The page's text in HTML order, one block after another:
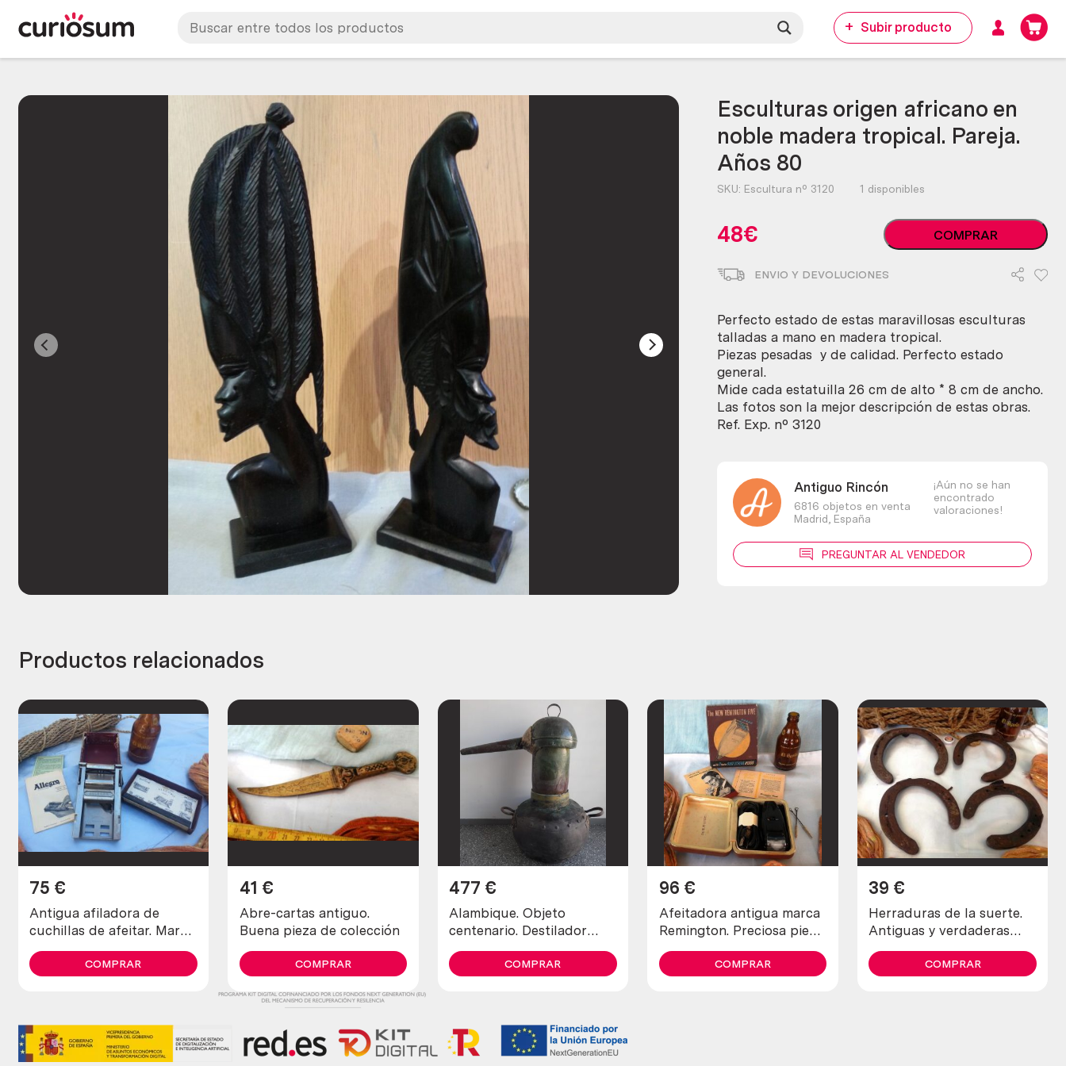
Subir producto
Esculturas origen africano en
noble madera tropical. Pareja.
Años 80
SKU: Escultura nº 3120 1 disponibles
48€
Esculturas
origen
en
madera
tropical.
Pareja.
80
cantidad
COMPRAR
ENVIO Y DEVOLUCIONES
Perfecto estado de estas maravillosas esculturas
talladas a mano en madera tropical.
Piezas pesadas y de calidad. Perfecto estado
general.
Mide cada estatuilla 26 cm de alto * 8 cm de ancho.
Las fotos son la mejor descripción de estas obras.
Ref. Exp. nº 3120
Antiguo Rincón
6816 objetos en venta
Madrid, España
¡Aún no se han
encontrado
valoraciones!
PREGUNTAR AL VENDEDOR
Productos relacionados
Antigua afiladora de
cuchillas de afeitar. Marca
allegro.
75 €
COMPRAR
Abre-cartas antiguo.
Buena pieza de colección
41 €
COMPRAR
Alambique. Objeto
centenario. Destilador
fabricado en pesado
cobre. 80 litros.
477 €
COMPRAR
Afeitadora antigua marca
Remington. Preciosa pieza
de colección
96 €
COMPRAR
Herraduras de la suerte.
Antiguas y verdaderas
(lote de 4 unidades)
39 €
COMPRAR